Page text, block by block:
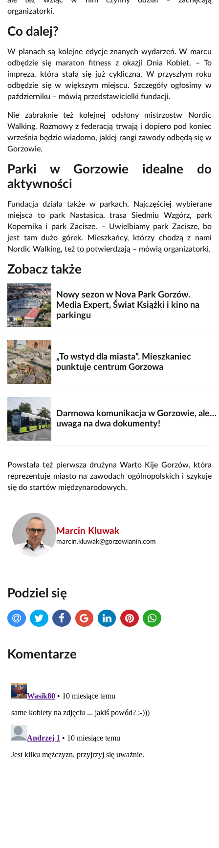
organizatorki.
Co dalej?
W planach są kolejne edycje znanych wydarzeń. W marcu
odbędzie się maraton fitness z okazji Dnia Kobiet. – To
impreza, która stała się już cykliczna. W przyszłym roku
odbędzie się w większym miejscu. Szczegóły ogłosimy w
październiku – mówią przedstawicielki fundacji.
Nie zabraknie też kolejnej odsłony mistrzostw Nordic
Walking. Rozmowy z federacją trwają i dopiero pod koniec
września będzie wiadomo, jakiej rangi zawody odbędą się w
Gorzowie.
Parki w Gorzowie idealne do
aktywności
Fundacja działa także w parkach. Najczęściej wybierane
miejsca to park Nastasica, trasa Siedmiu Wzgórz, park
Kopernika i park Zacisze. – Uwielbiamy park Zacisze, bo
jest tam dużo górek. Mieszkańcy, którzy chodzą z nami
Nordic Walking, też to potwierdzają – mówią organizatorki.
Zobacz także
Nowy sezon w Nova Park Gorzów.
Media Expert, Świat Książki i kino na
parkingu
„To wstyd dla miasta”. Mieszkaniec
punktuje centrum Gorzowa
Darmowa komunikacja w Gorzowie, ale…
uwaga na dwa dokumenty!
Powstała też pierwsza drużyna Warto Kije Gorzów, która
reprezentuje miasto na zawodach ogólnopolskich i szykuje
się do startów międzynarodowych.
Marcin Kluwak
marcin.kluwak@gorzowianin.com
Podziel się
Komentarze